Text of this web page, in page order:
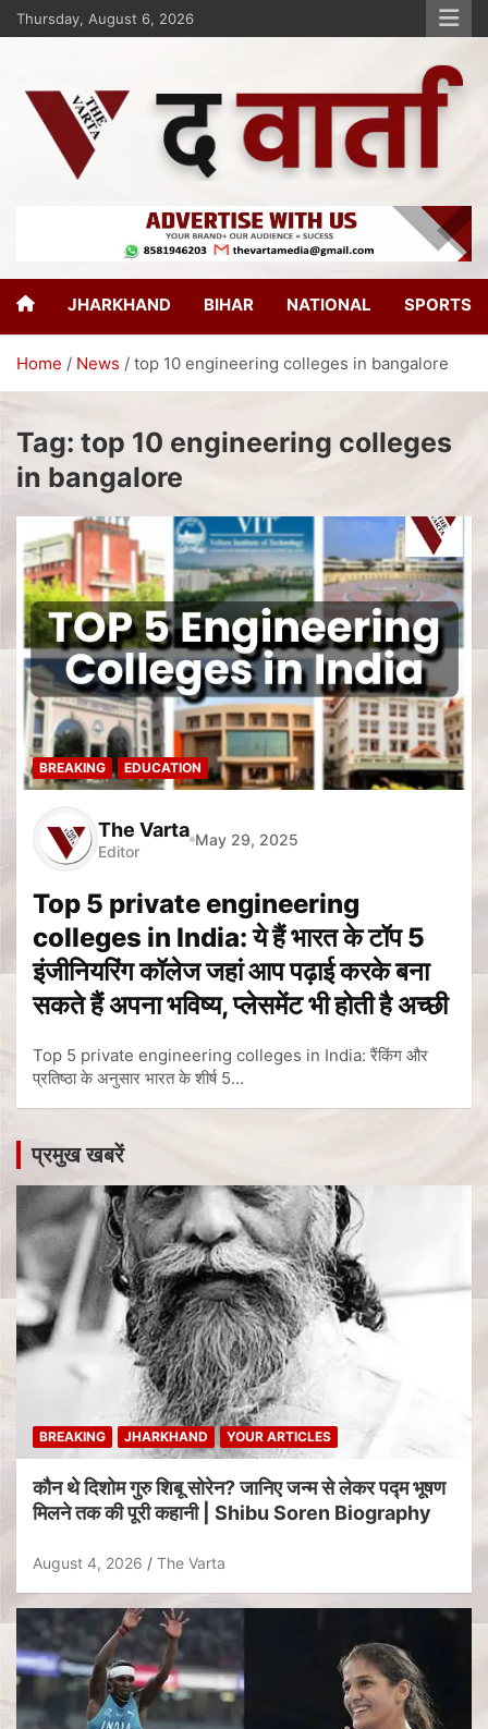
Thursday, August 6, 2026
The Varta
JHARKHAND BIHAR NATIONAL SPORTS
Home News top 10 engineering colleges in bangalore
Tag: top 10 engineering colleges
in bangalore
BREAKING EDUCATION
The Varta
Editor
May 29, 2025
Top 5 private engineering
colleges in India: ये हैं भारत के टॉप 5
इंजीनियरिंग कॉलेज जहां आप पढ़ाई करके बना
सकते हैं अपना भविष्य, प्लेसमेंट भी होती है अच्छी
Top 5 private engineering colleges in India: रैंकिंग और
प्रतिष्ठा के अनुसार भारत के शीर्ष 5…
प्रमुख खबरें
BREAKING JHARKHAND YOUR ARTICLES
कौन थे दिशोम गुरु शिबू सोरेन? जानिए जन्म से लेकर पद्म भूषण
मिलने तक की पूरी कहानी | Shibu Soren Biography
August 4, 2026 The Varta